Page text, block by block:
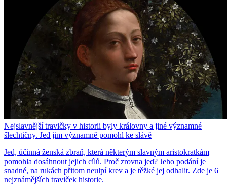
Nejslavnější travičky v historii byly královny a jiné významné
šlechtičny. Jed jim významně pomohl ke slávě
Jed, účinná ženská zbraň, která některým slavným aristokratkám
pomohla dosáhnout jejich cílů. Proč zrovna jed? Jeho podání je
snadné, na rukách přitom neulpí krev a je těžké jej odhalit. Zde je 6
nejznámějších traviček historie.